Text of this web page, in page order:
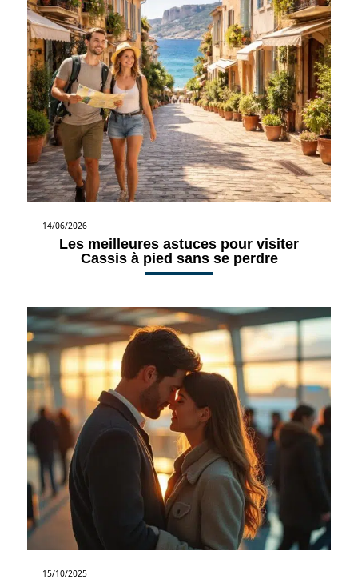
14/06/2026
Les meilleures astuces pour visiter
Cassis à pied sans se perdre
15/10/2025